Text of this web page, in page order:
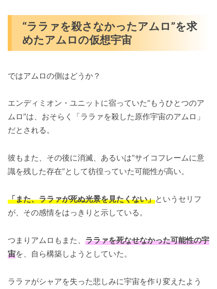
“ララァを殺さなかったアムロ”を求
めたアムロの仮想宇宙
ではアムロの側はどうか？
エンディミオン・ユニットに宿っていた“もうひとつのア
ムロ”は、おそらく「ララァを殺した原作宇宙のアムロ」
だとされる。
彼もまた、その後に消滅、あるいは“サイコフレームに意
識を残した存在”として彷徨っていた可能性が高い。
「また、ララァが死ぬ光景を見たくない」というセリフ
が、その感情をはっきりと示している。
つまりアムロもまた、 ララァを死なせなかった可能性の宇
宙を、自ら構築しようとしていた。
ララァがシャアを失った悲しみに宇宙を作り変えたよう